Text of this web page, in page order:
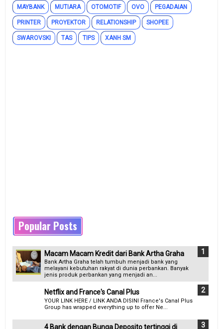
MAYBANK MUTIARA OTOMOTIF OVO PEGADAIAN
PRINTER PROYEKTOR RELATIONSHIP SHOPEE
SWAROVSKI TAS TIPS XANH SM
Popular Posts
Macam Macam Kredit dari Bank Artha Graha
Bank Artha Graha telah tumbuh menjadi bank yang
melayani kebutuhan rakyat di dunia perbankan. Banyak
jenis produk perbankan yang menjadi an...
Netflix and France's Canal Plus
YOUR LINK HERE / LINK ANDA DISINI France's Canal Plus
Group has wrapped everything up to offer Ne...
4 Bank dengan Bunga Deposito tertinggi di